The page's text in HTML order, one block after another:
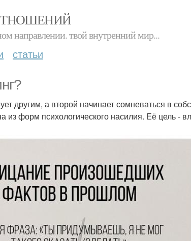
направлении. твой внутренний мир...
статьи
другим, а второй начинает сомневаться в
из форм психологического насилия. Её цель -